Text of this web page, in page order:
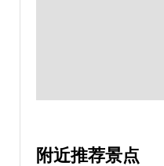
附近推荐景点